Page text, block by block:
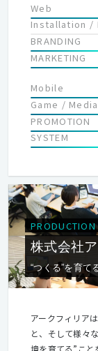
Web
Installation /
BRANDING
MARKETING
Mobile
Game /
PROMOTION
SYSTEM
PRODUCTION
株式会社
“つくる”を育て
アークフィリア
と、そして様々
境を育てる”ことを目指してい